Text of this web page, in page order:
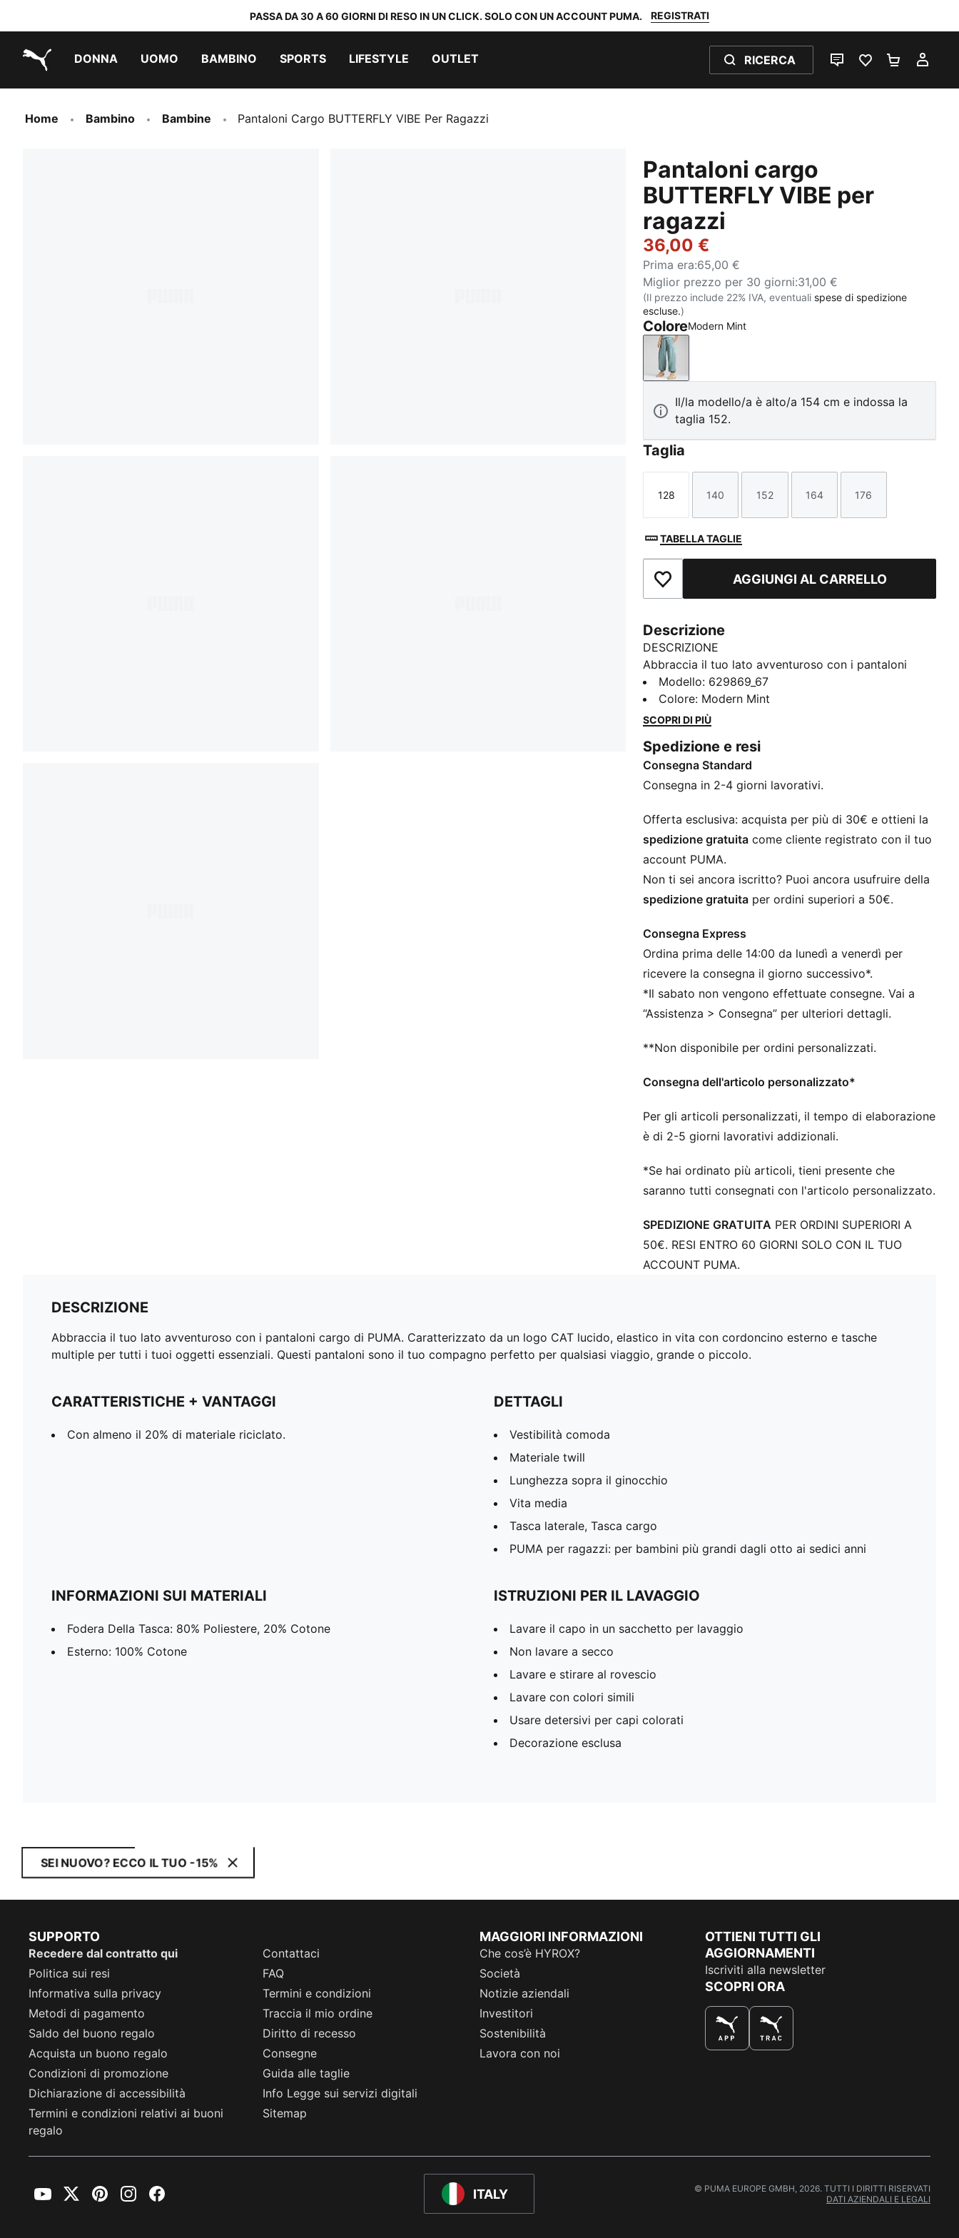
PASSA DA 30 A 60 GIORNI DI RESO IN UN CLICK. SOLO CON UN ACCOUNT PUMA. REGISTRATI
DONNA UOMO BAMBINO SPORTS LIFESTYLE OUTLET RICERCA
CHAT PREFERITI 0
Home Bambino Bambine Pantaloni Cargo BUTTERFLY VIBE Per Ragazzi
Pantaloni cargo
BUTTERFLY VIBE per
ragazzi
36,00 €
Prima era:65,00 €
Miglior prezzo per 30 giorni:31,00 €
(Il prezzo include 22% IVA, eventuali spese di spedizione
escluse.)
ColoreModern Mint
Modern Mint
Il/la modello/a è alto/a 154 cm e indossa la
taglia 152.
Taglia
Taglia
128
Taglia
140
Taglia
152
Taglia
164
Taglia
176
TABELLA TAGLIE
Aggiungi ai PreferitiAGGIUNGI AL CARRELLO
Descrizione
DESCRIZIONE
Abbraccia il tuo lato avventuroso con i pantaloni
cargo di PUMA. Caratterizzato da un logo CAT
lucido, elastico in vita con cordoncino esterno e
tasche multiple per tutti i tuoi oggetti essenziali.
qualsiasi viaggio, grande o piccolo.
CARATTERISTICHE + VANTAGGI
Con almeno il 20% di materiale riciclato.
Vestibilità comoda
Materiale twill
Lunghezza sopra il ginocchio
Tasca laterale, Tasca cargo
PUMA per ragazzi: per bambini più grandi dagli otto
Modello: 629869_67
Colore: Modern Mint
SCOPRI DI PIÙ
Spedizione e resi
Consegna Standard
Consegna in 2-4 giorni lavorativi.
Offerta esclusiva: acquista per più di 30€ e ottieni la
spedizione gratuita come cliente registrato con il tuo
account PUMA.
Non ti sei ancora iscritto? Puoi ancora usufruire della
spedizione gratuita per ordini superiori a 50€.
Consegna Express
Ordina prima delle 14:00 da lunedì a venerdì per
ricevere la consegna il giorno successivo*.
*Il sabato non vengono effettuate consegne. Vai a
“Assistenza > Consegna” per ulteriori dettagli.
**Non disponibile per ordini personalizzati.
Consegna dell'articolo personalizzato*
Per gli articoli personalizzati, il tempo di elaborazione
è di 2-5 giorni lavorativi addizionali.
*Se hai ordinato più articoli, tieni presente che
saranno tutti consegnati con l'articolo personalizzato.
SPEDIZIONE GRATUITA PER ORDINI SUPERIORI A
50€. RESI ENTRO 60 GIORNI SOLO CON IL TUO
ACCOUNT PUMA.
DESCRIZIONE
Abbraccia il tuo lato avventuroso con i pantaloni cargo di PUMA. Caratterizzato da un logo CAT lucido, elastico in vita con cordoncino esterno e tasche
multiple per tutti i tuoi oggetti essenziali. Questi pantaloni sono il tuo compagno perfetto per qualsiasi viaggio, grande o piccolo.
CARATTERISTICHE + VANTAGGI
Con almeno il 20% di materiale riciclato.
DETTAGLI
Vestibilità comoda
Materiale twill
Lunghezza sopra il ginocchio
Vita media
Tasca laterale, Tasca cargo
PUMA per ragazzi: per bambini più grandi dagli otto ai sedici anni
INFORMAZIONI SUI MATERIALI
Fodera Della Tasca: 80% Poliestere, 20% Cotone
Esterno: 100% Cotone
ISTRUZIONI PER IL LAVAGGIO
Lavare il capo in un sacchetto per lavaggio
Non lavare a secco
Lavare e stirare al rovescio
Lavare con colori simili
Usare detersivi per capi colorati
Decorazione esclusa
SEI NUOVO? ECCO IL TUO -15%
SUPPORTO
Recedere dal contratto qui
Contattaci
Politica sui resi
FAQ
Informativa sulla privacy
Termini e condizioni
Metodi di pagamento
Traccia il mio ordine
Saldo del buono regalo
Diritto di recesso
Acquista un buono regalo
Consegne
Condizioni di promozione
Guida alle taglie
Dichiarazione di accessibilità
Info Legge sui servizi digitali
Termini e condizioni relativi ai buoni
regalo
Sitemap
MAGGIORI INFORMAZIONI
Che cos’è HYROX?
Società
Notizie aziendali
Investitori
Sostenibilità
Lavora con noi
OTTIENI TUTTI GLI
AGGIORNAMENTI
Iscriviti alla newsletter
SCOPRI ORA
ITALY
YouTubeTwitterPinterestInstagramFacebook
© PUMA EUROPE GMBH, 2026. TUTTI I DIRITTI RISERVATI
DATI AZIENDALI E LEGALI